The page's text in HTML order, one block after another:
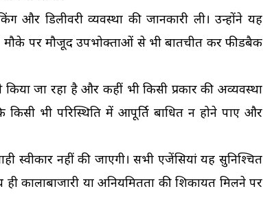
और डिलीवरी व्यवस्था की जानकारी ली। उन्होंने यह
मौके पर मौजूद उपभोक्ताओं से भी बातचीत कर फीडबैक
किया जा रहा है और कहीं भी किसी प्रकार की अव्यवस्था
भी परिस्थिति में आपूर्ति बाधित न होने पाए और
स्वीकार नहीं की जाएगी। सभी एजेंसियां यह सुनिश्चित
कालाबाजारी या अनियमितता की शिकायत मिलने पर